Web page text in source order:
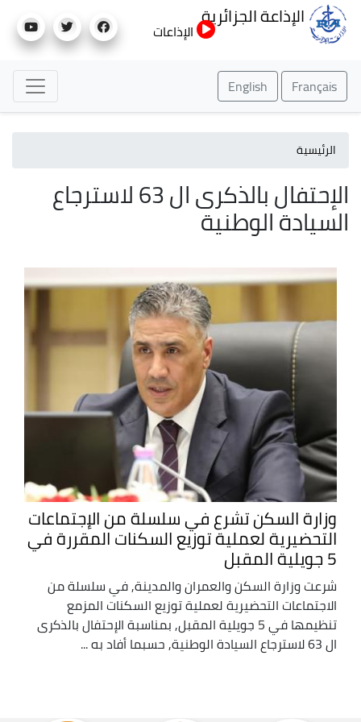
إلى
الإذاعة الجزائرية
الإذاعات
Français
English
الرئيسية
الإحتفال بالذكرى ال 63 لاسترجاع
السيادة الوطنية
وزارة السكن تشرع في سلسلة من الإجتماعات
التحضيرية لعملية توزيع السكنات المقررة في
شرعت وزارة السكن والعمران والمدينة, في سلسلة من
الاجتماعات التحضيرية لعملية توزيع السكنات المزمع
تنظيمها في 5 جويلية المقبل, بمناسبة الإحتفال بالذكرى
ال 63 لاسترجاع السيادة الوطنية, حسبما أفاد به ...